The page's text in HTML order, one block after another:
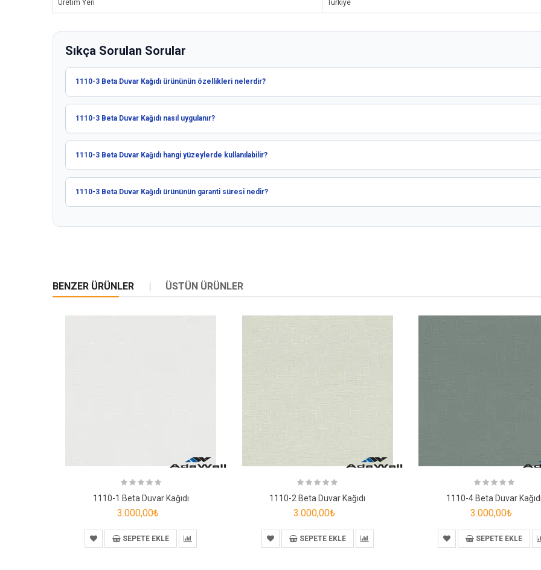
Üretim Yeri Türkiye
Sıkça Sorulan Sorular
1110-3 Beta Duvar Kağıdı ürününün özellikleri nelerdir?
1110-3 Beta Duvar Kağıdı nasıl uygulanır?
1110-3 Beta Duvar Kağıdı hangi yüzeylerde kullanılabilir?
1110-3 Beta Duvar Kağıdı ürününün garanti süresi nedir?
BENZER ÜRÜNLER ÜSTÜN ÜRÜNLER
1110-1 Beta Duvar Kağıdı
3.000,00₺
SEPETE EKLE
1110-2 Beta Duvar Kağıdı
3.000,00₺
SEPETE EKLE
1110-4 Beta Duvar
3.000,00₺
SEPETE EKLE